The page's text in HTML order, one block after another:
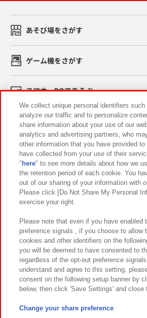
あそび場をさがす
ゲーム機をさがす
スマホ・PCであそぶ
イベント・キャンペーン
関連会社 サステナビリティ
プライバシーポリシー ウェブアクセシビ
お取引先さまとともに
カスタマーハラスメント対応方針 よくある
©Bandai Namco Amusement
©Bandai Namco Amusement
We collect unique personal identifiers
analyze our traffic and to personalize
share information about your use of our
analytics and advertising partners, who
other information that you have provided
have collected from your use of their
" here" to see more details about how we
the retention period of each cookie. You
out of our sharing of your information with
Please click [Do Not Share My Personal
exercise your right.
Please note that even if you have enabled
preference signals , if you choose to allow
cookies and other identifiers on the
you will be deemed to have consented to
regardless of the opt-out preference
understand and agree to this setting,
consent on the following setup banner by
below, then click 'Save Settings' and close
Change your share preference